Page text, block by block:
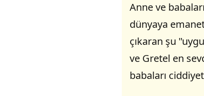
Anne ve
dünyaya
çıkaran şu
ve Gretel en
babaları